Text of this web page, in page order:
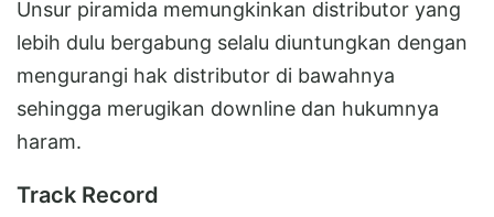
Unsur piramida memungkinkan distributor yang
lebih dulu bergabung selalu diuntungkan dengan
mengurangi hak distributor di bawahnya
sehingga merugikan downline dan hukumnya
haram.
Track Record